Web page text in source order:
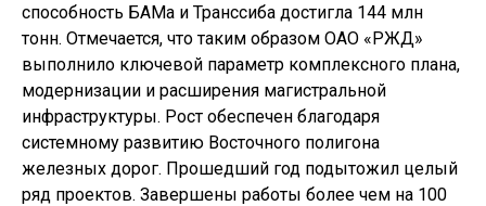
способность БАМа и Транссиба достигла 144 млн
тонн. Отмечается, что таким образом ОАО «РЖД»
выполнило ключевой параметр комплексного плана,
модернизации и расширения магистральной
инфраструктуры. Рост обеспечен благодаря
системному развитию Восточного полигона
железных дорог. Прошедший год подытожил целый
ряд проектов. Завершены работы более чем на 100